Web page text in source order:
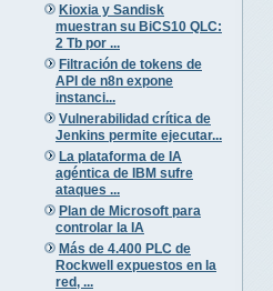
Kioxia y Sandisk
muestran su BiCS10 QLC:
2 Tb por ...
Filtración de tokens de
API de n8n expone
instanci...
Vulnerabilidad crítica de
Jenkins permite ejecutar...
La plataforma de IA
agéntica de IBM sufre
ataques ...
Plan de Microsoft para
controlar la IA
Más de 4.400 PLC de
Rockwell expuestos en la
red, ...